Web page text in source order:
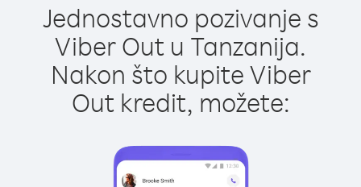
Jednostavno pozivanje s
Viber Out u Tanzanija.
Nakon što kupite Viber
Out kredit, možete: